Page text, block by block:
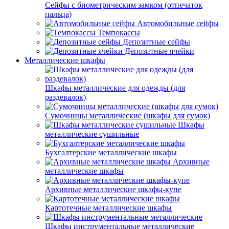
Сейфы с биометрическим замком (отпечаток
пальца)
Автомобильные сейфы
Темпокассы
Депозитные сейфы
Депозитные ячейки
Металлические шкафы
Шкафы металлические для одежды (для
раздевалок)
Сумочницы металлические (шкафы для сумок)
Шкафы
металлические сушильные
Бухгалтерские металлические шкафы
Архивные
металлические шкафы
Архивные металлические шкафы-купе
Картотечные металлические шкафы
Шкафы инструментальные металлические